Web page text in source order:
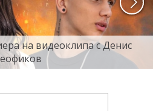
на видеоклипа с Денис